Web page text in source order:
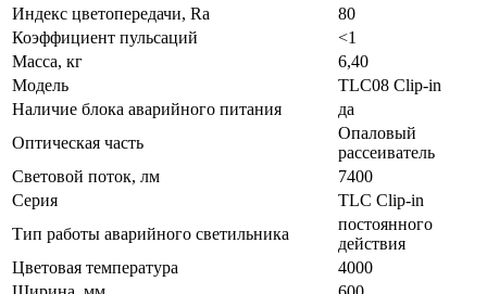
Индекс цветопередачи, Ra
80
Коэффициент пульсаций
<1
Масса, кг
6,40
Модель
TLC08 Clip-in
Наличие блока аварийного питания
да
Оптическая часть
Опаловый
рассеиватель
Световой поток, лм
7400
Серия
TLC Clip-in
Тип работы аварийного светильника
постоянного
действия
Цветовая температура
4000